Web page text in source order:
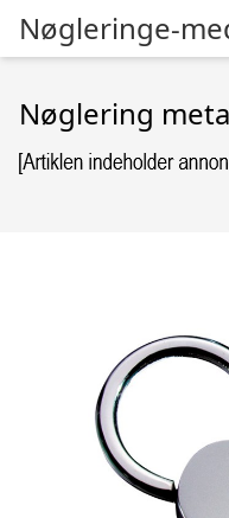
Nøgleringe-
Nøglering